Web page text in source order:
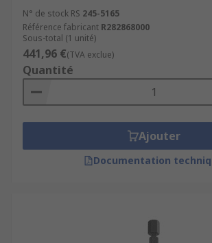
N° de stock RS 245-5165
Référence fabricant R282868000
Sous-total (1 unité)
441,96 €(TVA exclue)
Quantité
Ajouter
Documentation